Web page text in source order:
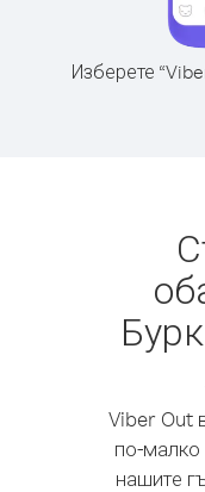
Изберете
Viber Out
по-малко
нашите